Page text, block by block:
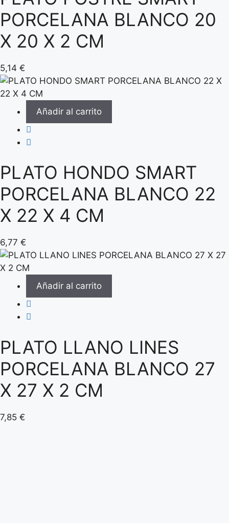
PORCELANA BLANCO 20
X 20 X 2 CM
5,14 €
Añadir al carrito
PLATO HONDO SMART
PORCELANA BLANCO 22
X 22 X 4 CM
6,77 €
Añadir al carrito
PLATO LLANO LINES
PORCELANA BLANCO 27
X 27 X 2 CM
7,85 €